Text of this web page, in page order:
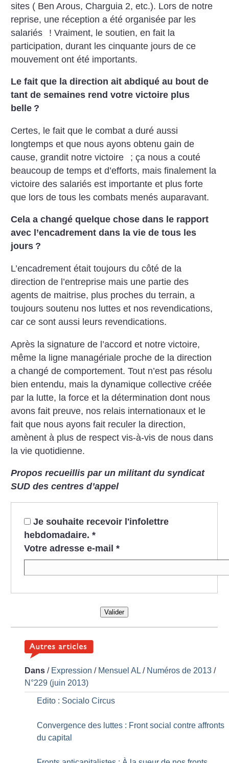
sites ( Ben Arous, Charguia 2, etc.). Lors de notre
reprise, une réception a été organisée par les
salariés
! Vraiment, le soutien, en fait la
participation, durant les cinquante jours de ce
mouvement ont été importants.
Le fait que la direction ait abdiqué au bout de
tant de semaines rend votre victoire plus
belle ?
Certes, le fait que le combat a duré aussi
longtemps et que nous ayons obtenu gain de
cause, grandit notre victoire
; ça nous a couté
beaucoup de temps et d’efforts, mais finalement la
victoire des salariés est importante et plus forte
que lors de tous les combats menés auparavant.
Cela a changé quelque chose dans le rapport
avec l’encadrement dans la vie de tous les
jours ?
L’encadrement était toujours du côté de la
direction de l’entreprise mais une partie des
agents de maitrise, plus proches du terrain, a
toujours soutenu nos luttes et nos revendications,
car ce sont aussi leurs revendications.
Après la signature de l’accord et notre victoire,
même la ligne managériale proche de la direction
a changé de comportement. Tout n’est pas résolu
bien entendu, mais la dynamique collective créée
par la lutte, la force et la détermination dont nous
avons fait preuve, nos relais internationaux et le
fait que nous ayons fait reculer la direction,
amènent à plus de respect vis-à-vis de nous dans
la vie quotidienne.
Propos recueillis par un militant du syndicat
SUD des centres d’appel
Je souhaite recevoir l'infolettre
hebdomadaire. *
Votre adresse e-mail *
Valider
Dans / Expression / Mensuel AL / Numéros de 2013 /
N°229 (juin 2013)
Edito : Socialo Circus
Convergence des luttes : Front social contre affronts
du capital